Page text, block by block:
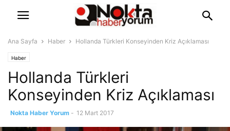
Ana Sayfa Haber Hollanda Türkleri Konseyinden Kriz Açıklaması
Haber
Hollanda Türkleri
Konseyinden Kriz Açıklaması
Nokta Haber Yorum - 12 Mart 2017